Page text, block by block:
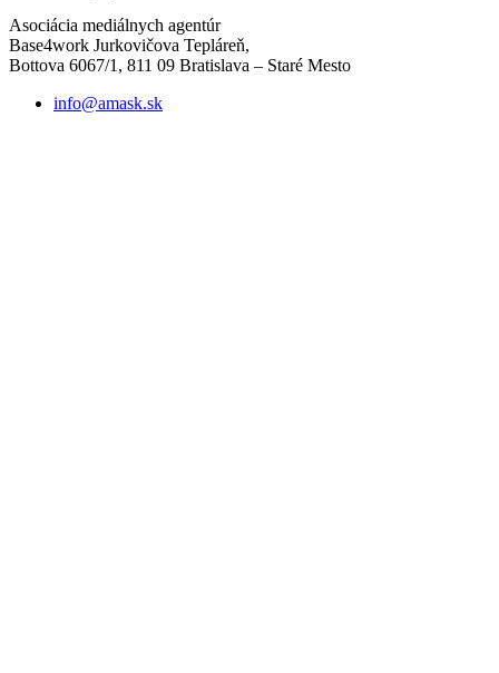
Asociácia mediálnych agentúr
Base4work Jurkovičova Tepláreň,
Bottova 6067/1, 811 09 Bratislava – Staré Mesto
info@amask.sk